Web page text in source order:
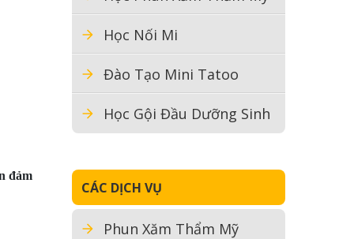
đảm
Học Nối Mi
Đào Tạo Mini Tatoo
Học Gội Đầu Dưỡng Sinh
CÁC DỊCH VỤ
Phun Xăm Thẩm Mỹ